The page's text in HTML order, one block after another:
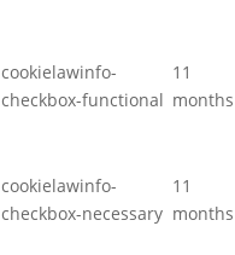
cookielawinfo-
checkbox-functional
11
months
cookielawinfo-
checkbox-necessary
11
months